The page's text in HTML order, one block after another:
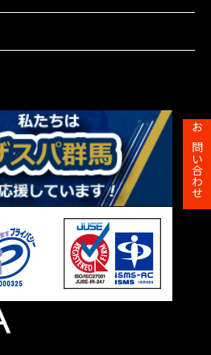
お問い合わせ